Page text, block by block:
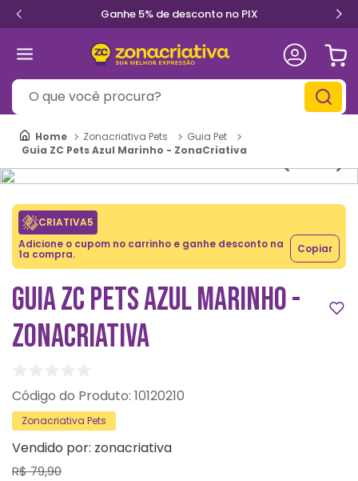
Ganhe 5% de desconto no PIX
O que você procura?
Zonacriativa Pets
Guia Pet
Guia ZC Pets Azul Marinho - ZonaCriativa
CRIATIVA5
Adicione o cupom no carrinho e ganhe desconto na
1a compra. Copiar
GUIA ZC PETS AZUL MARINHO -
ZONACRIATIVA
: 10120210
Zonacriativa Pets
Vendido por: zonacriativa
R$79,90